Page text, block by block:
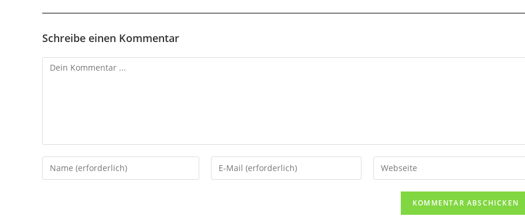
Schreibe einen Kommentar